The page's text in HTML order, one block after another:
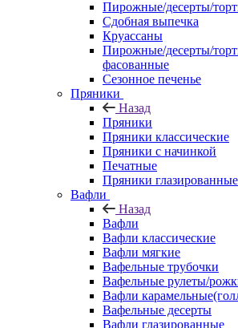
Пирожные/десерты/
Сдобная выпечка
Круассаны
Пирожные/десерты/
фасованные
Сезонное печенье
Пряники
Назад
Пряники
Пряники классические
Пряники с начинкой
Печатные
Пряники глазированные
Вафли
Назад
Вафли
Вафли классические
Вафли мягкие
Вафельные трубочки
Вафельные рулеты/
Вафли
Вафельные десерты
Вафли глазированные